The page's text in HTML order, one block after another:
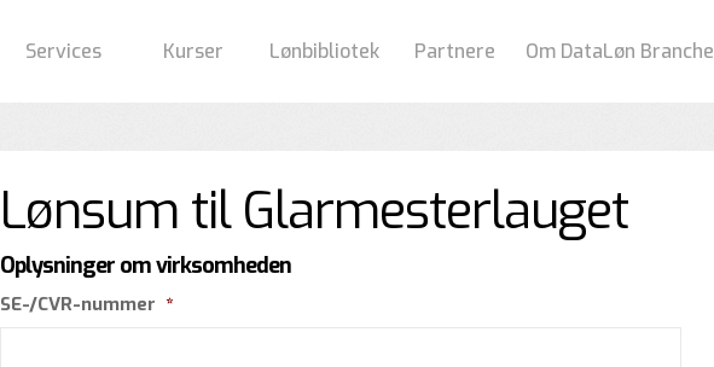
Services Kurser Lønbibliotek Partnere Om DataLøn Branche
Lønsum til Glarmesterlauget
Oplysninger om virksomheden
SE-/CVR-nummer *